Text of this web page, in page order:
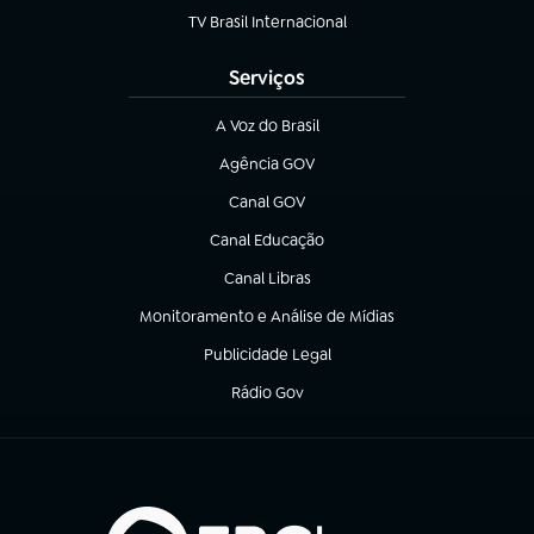
TV Brasil Internacional
(abre em nova aba)
Serviços
A Voz do Brasil
(abre em nova aba)
Agência GOV
(abre em nova aba)
Canal GOV
(abre em nova aba)
Canal Educação
(abre em nova aba)
Canal Libras
(abre em nova aba)
Monitoramento e Análise de Mídias
(abre em nova aba)
Publicidade Legal
(abre em nova aba)
Rádio Gov
(abre em nova aba)